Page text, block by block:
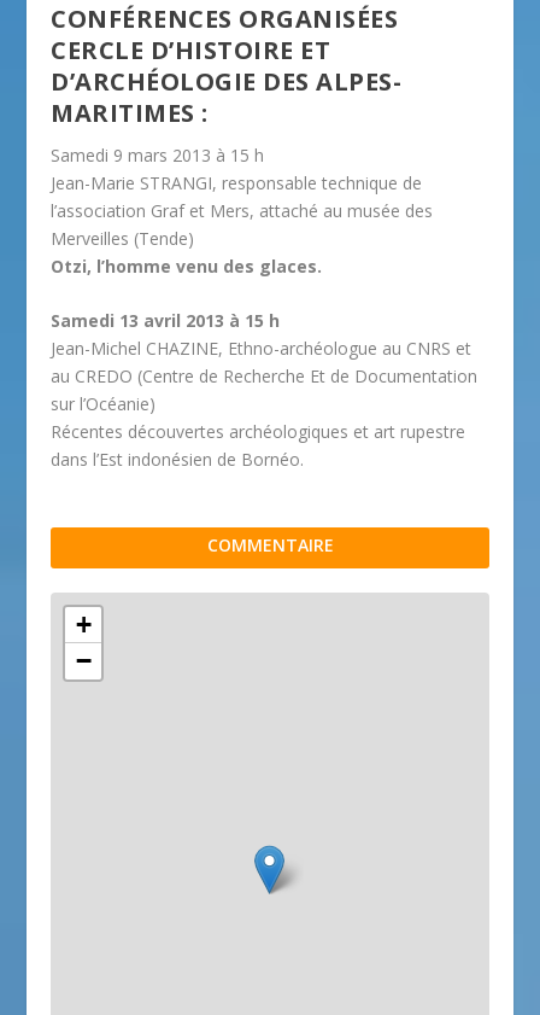
CONFÉRENCES ORGANISÉES
CERCLE D’HISTOIRE ET
D’ARCHÉOLOGIE DES ALPES-
MARITIMES :
Samedi 9 mars 2013 à 15 h
Jean-Marie STRANGI, responsable technique de
l’association Graf et Mers, attaché au musée des
Merveilles (Tende)
Otzi, l’homme venu des glaces.
Samedi 13 avril 2013 à 15 h
Jean-Michel CHAZINE, Ethno-archéologue au CNRS et
au CREDO (Centre de Recherche Et de Documentation
sur l’Océanie)
Récentes découvertes archéologiques et art rupestre
dans l’Est indonésien de Bornéo.
COMMENTAIRE
+
−